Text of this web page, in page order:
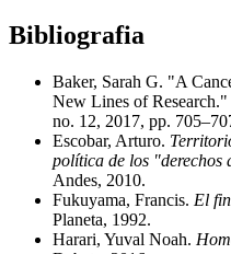
Bibliografia
Baker, Sarah G. "A
New Lines of Research."
no. 12, 2017, pp.
Escobar, Arturo.
política de los
Andes, 2010.
Fukuyama, Francis. El
Planeta, 1992.
Harari, Yuval Noah.